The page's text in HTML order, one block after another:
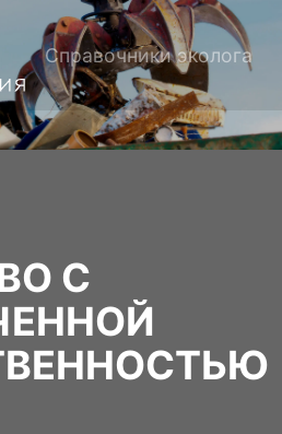
Справочники эколога
С